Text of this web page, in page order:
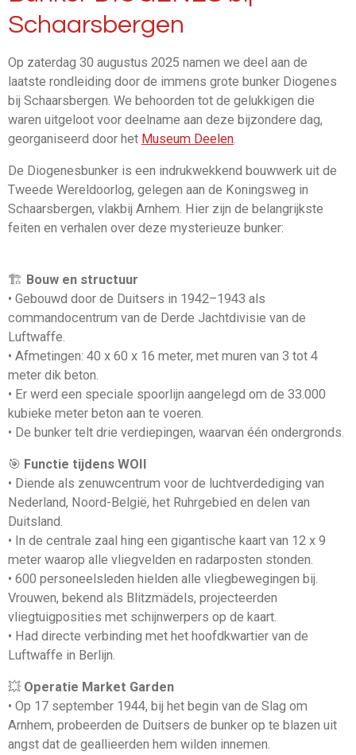
Schaarsbergen
Op zaterdag 30 augustus 2025 namen we deel aan de
laatste rondleiding door de immens grote bunker Diogenes
bij Schaarsbergen. We behoorden tot de gelukkigen die
waren uitgeloot voor deelname aan deze bijzondere dag,
georganiseerd door het Museum Deelen.
De Diogenesbunker is een indrukwekkend bouwwerk uit de
Tweede Wereldoorlog, gelegen aan de Koningsweg in
Schaarsbergen, vlakbij Arnhem. Hier zijn de belangrijkste
feiten en verhalen over deze mysterieuze bunker:
🏗️ Bouw en structuur
• Gebouwd door de Duitsers in 1942–1943 als
commandocentrum van de Derde Jachtdivisie van de
Luftwaffe.
• Afmetingen: 40 x 60 x 16 meter, met muren van 3 tot 4
meter dik beton.
• Er werd een speciale spoorlijn aangelegd om de 33.000
kubieke meter beton aan te voeren.
• De bunker telt drie verdiepingen, waarvan één ondergronds.
🎯 Functie tijdens WOII
• Diende als zenuwcentrum voor de luchtverdediging van
Nederland, Noord-België, het Ruhrgebied en delen van
Duitsland.
• In de centrale zaal hing een gigantische kaart van 12 x 9
meter waarop alle vliegvelden en radarposten stonden.
• 600 personeelsleden hielden alle vliegbewegingen bij.
Vrouwen, bekend als Blitzmädels, projecteerden
vliegtuigposities met schijnwerpers op de kaart.
• Had directe verbinding met het hoofdkwartier van de
Luftwaffe in Berlijn.
💥 Operatie Market Garden
• Op 17 september 1944, bij het begin van de Slag om
Arnhem, probeerden de Duitsers de bunker op te blazen uit
angst dat de geallieerden hem wilden innemen.